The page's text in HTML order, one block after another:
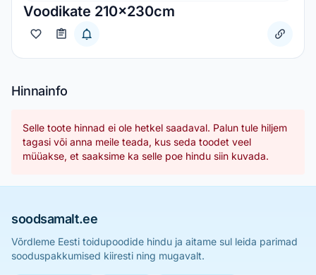
Voodikate 210x230cm
Hinnainfo
Selle toote hinnad ei ole hetkel saadaval. Palun tule hiljem
tagasi või anna meile teada, kus seda toodet veel
müüakse, et saaksime ka selle poe hindu siin kuvada.
soodsamalt.ee
Võrdleme Eesti toidupoodide hindu ja aitame sul leida parimad
sooduspakkumised kiiresti ning mugavalt.